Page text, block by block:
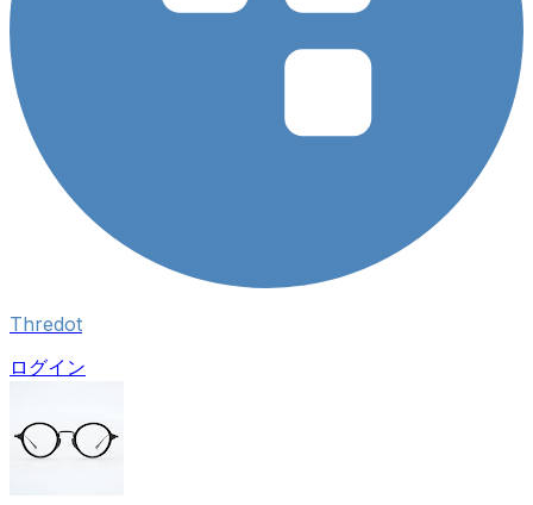
Thredot
ログイン